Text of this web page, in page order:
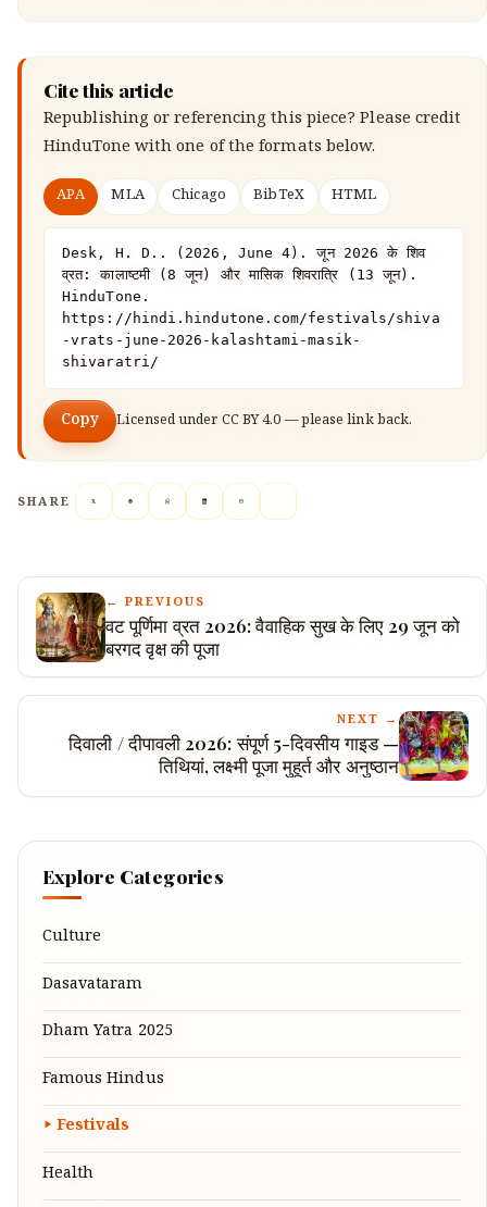
Cite this article
Republishing or referencing this piece? Please credit
HinduTone with one of the formats below.
APA MLA Chicago BibTeX HTML
Desk, H. D.. (2026, June 4). जून 2026 के शिव
व्रत: कालाष्टमी (8 जून) और मासिक शिवरात्रि (13 जून).
HinduTone.
https://hindi.hindutone.com/festivals/shiva
-vrats-june-2026-kalashtami-masik-
shivaratri/
Copy Licensed under CC BY 4.0 — please link back.
SHARE
← PREVIOUS
वट पूर्णिमा व्रत 2026: वैवाहिक सुख के लिए 29 जून को
बरगद वृक्ष की पूजा
NEXT →
दिवाली / दीपावली 2026: संपूर्ण 5-दिवसीय गाइड —
तिथियां, लक्ष्मी पूजा मुहूर्त और अनुष्ठान
Explore Categories
Culture
Dasavataram
Dham Yatra 2025
Famous Hindus
Festivals
Health